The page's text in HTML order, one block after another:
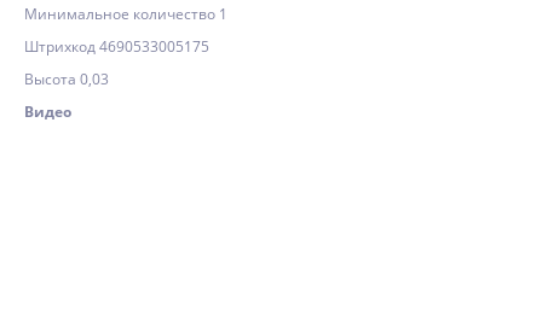
Минимальное количество 1
Штрихкод 4690533005175
Высота 0,03
Видео